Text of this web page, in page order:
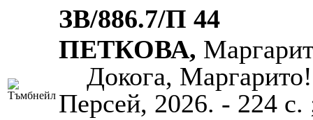
ЗВ/886.7/П 44
ПЕТКОВА,
Докога,
Персей, 2026. - 224 с.